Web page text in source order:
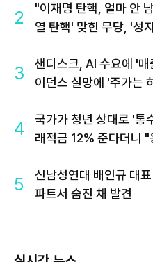
2
"이재명 탄핵, 얼마 안
열 탄핵' 맞힌 무당, '성
3
샌디스크, AI 수요에 '
이던스 실망에 '주가는
4
국가가 청년 상대로 '통
래적금 12% 준다더니
5
신남성연대 배인규 대
파트서 숨진 채 발견